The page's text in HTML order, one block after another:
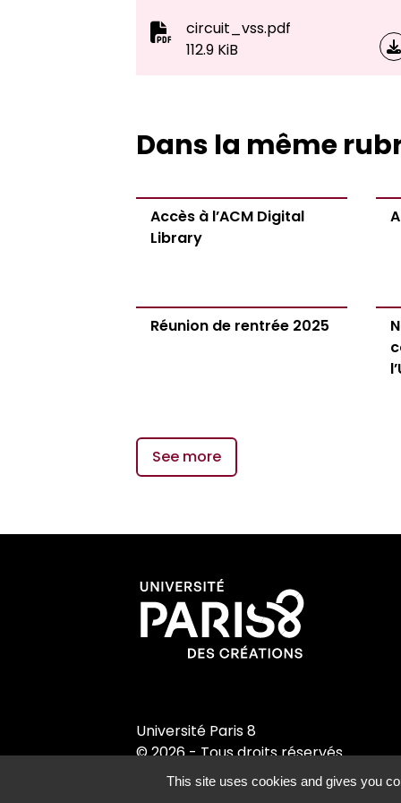
This site uses cookies and gives you
Revue Neural, abonnement
Forum Alternance 2026 - jeudi 19
Évaluation des formations
Aménagements handicap 2026-
circuit_vss.pdf
112.9 KiB
Dans la même
Accès à l’ACM Digital
Library
Réunion de rentrée 2025
See more
Université Paris 8
© 2026 - Tous droits réservés